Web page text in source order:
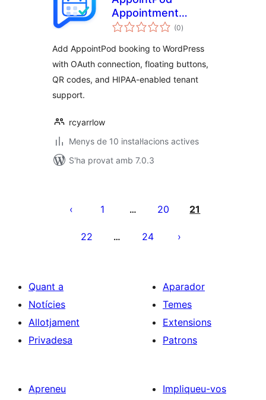
Appointment
Booking Launcher
(0puntuacions
totals
)
Add AppointPod booking to WordPress
with OAuth connection, floating buttons,
QR codes, and HIPAA-enabled tenant
support.
rcyarrlow
Menys de 10 instal·lacions actives
S'ha provat amb 7.0.3
entrades
1 … 20 21
22 … 24
Quant a
Notícies
Allotjament
Privadesa
Aparador
Temes
Extensions
Patrons
Apreneu
Impliqueu-vos